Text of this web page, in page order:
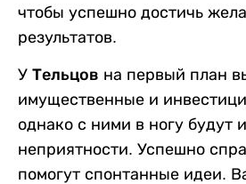
чтобы успешно достичь
результатов.
У Тельцов на первый план
имущественные и
однако с ними в ногу будут
неприятности. Успешно
помогут спонтанные идеи.